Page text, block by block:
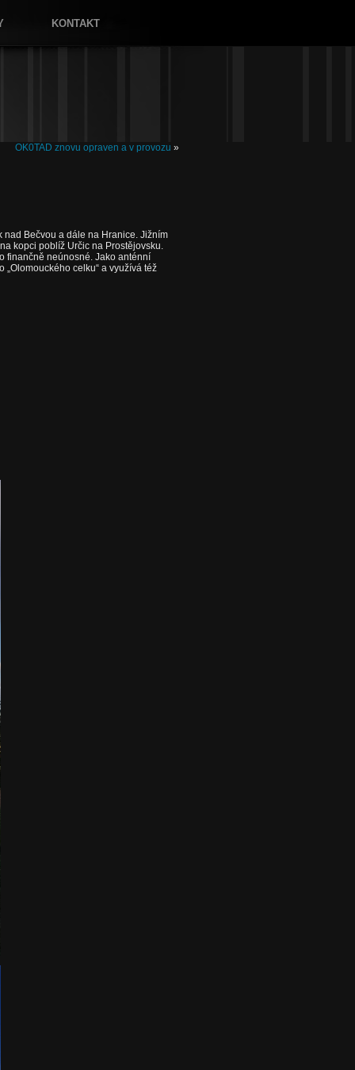
KONTAKT
OK0TAD znovu opraven a v provozu »
nad Bečvou a dále na Hranice. Jižním
kopci poblíž Určic na Prostějovsku.
finančně neúnosné. Jako anténní
celku“ a využívá též